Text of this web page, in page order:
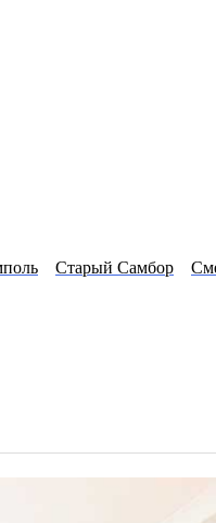
Старый Самбор